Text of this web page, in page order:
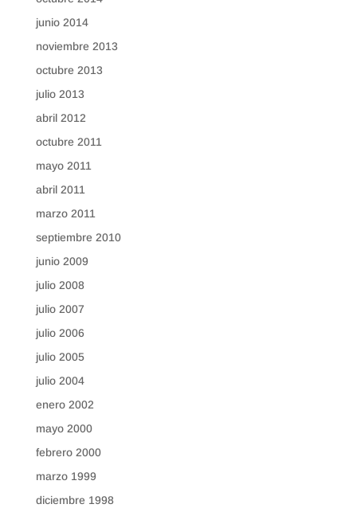
junio 2014
noviembre 2013
octubre 2013
julio 2013
abril 2012
octubre 2011
mayo 2011
abril 2011
marzo 2011
septiembre 2010
junio 2009
julio 2008
julio 2007
julio 2006
julio 2005
julio 2004
enero 2002
mayo 2000
febrero 2000
marzo 1999
diciembre 1998